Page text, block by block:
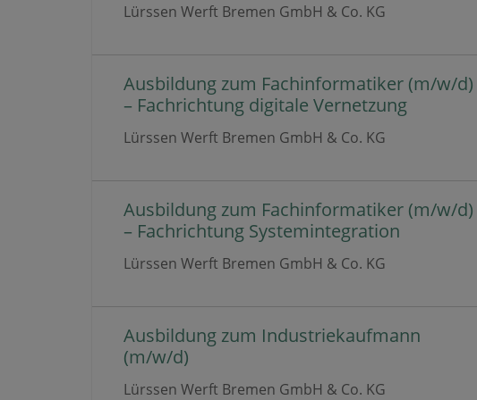
Lürssen Werft Bremen GmbH & Co. KG
Ausbildung zum Fachinformatiker (m/w/d)
– Fachrichtung digitale Vernetzung
Lürssen Werft Bremen GmbH & Co. KG
Ausbildung zum Fachinformatiker (m/w/d)
– Fachrichtung Systemintegration
Lürssen Werft Bremen GmbH & Co. KG
Ausbildung zum Industriekaufmann
(m/w/d)
Lürssen Werft Bremen GmbH & Co. KG